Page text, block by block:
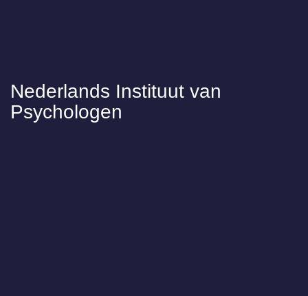
Nederlands Instituut van
Psychologen